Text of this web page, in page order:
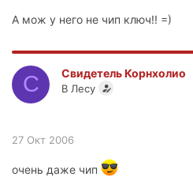
А мож у него не чип ключ!! =)
С Свидетель Корнхолио
В Лесу
27 Окт 2006
очень даже чип